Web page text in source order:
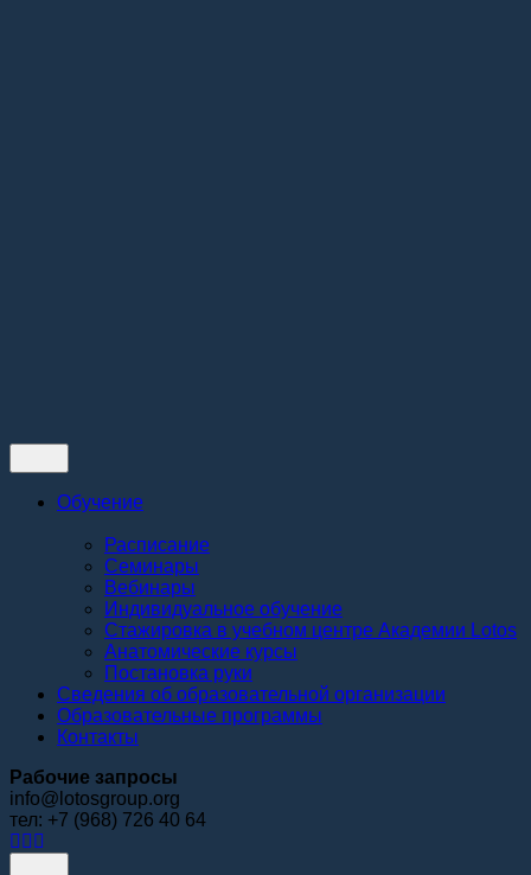
Обучение
Расписание
Семинары
Вебинары
Индивидуальное обучение
Стажировка в учебном центре Академии Lotos
Анатомические курсы
Постановка руки
Сведения об образовательной организации
Образовательные программы
Контакты
Рабочие запросы
info@lotosgroup.org
тел: +7 (968) 726 40 64